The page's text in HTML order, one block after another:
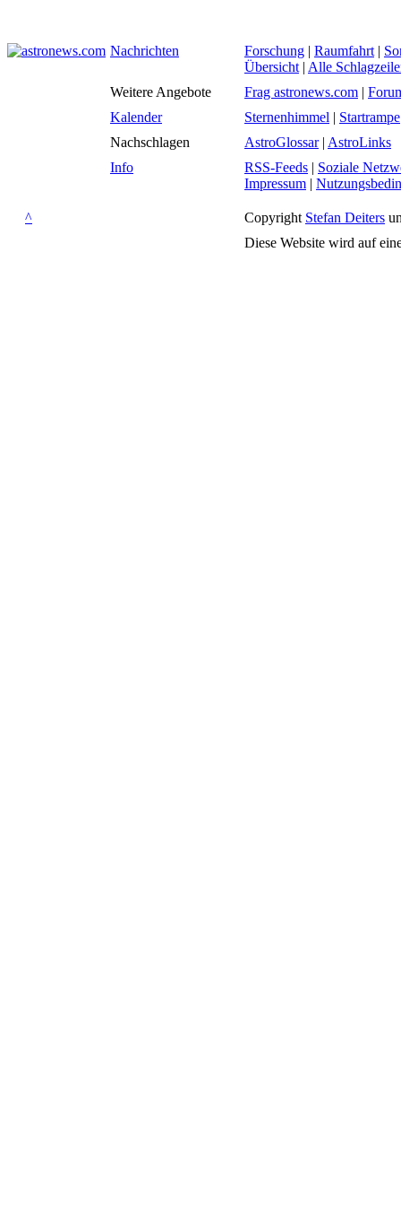
Nachrichten Forschung | Raumfahrt |
Übersicht | Alle
Weitere Angebote
Frag astronews.com |
Kalender
Sternenhimmel | Startrampe
Nachschlagen
AstroGlossar| AstroLinks
Info
RSS-Feeds | Soziale
Impressum |
^ Copyright Stefan Deiters
Diese Website wird auf